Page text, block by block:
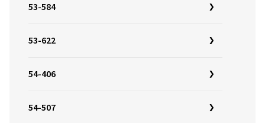
53-584
53-622
54-406
54-507